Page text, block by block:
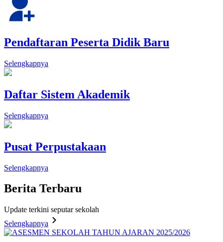
Pendaftaran Peserta Didik Baru
Selengkapnya
Daftar Sistem Akademik
Selengkapnya
Pusat Perpustakaan
Selengkapnya
Berita Terbaru
Update terkini seputar sekolah
Selengkapnya